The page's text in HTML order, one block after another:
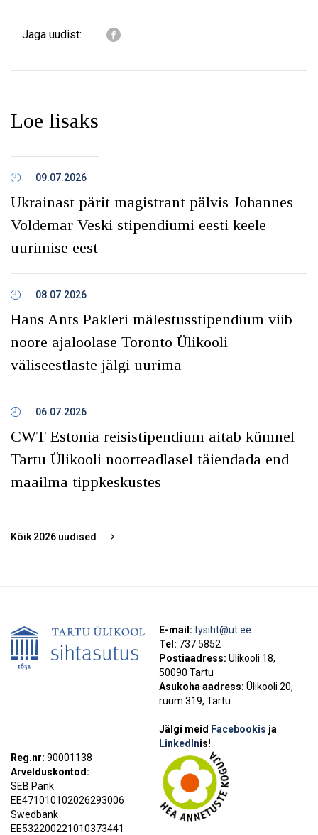
Jaga uudist:
Loe lisaks
09.07.2026
Ukrainast pärit magistrant pälvis Johannes
Voldemar Veski stipendiumi eesti keele
uurimise eest
08.07.2026
Hans Ants Pakleri mälestusstipendium viib
noore ajaloolase Toronto Ülikooli
väliseestlaste jälgi uurima
06.07.2026
CWT Estonia reisistipendium aitab kümnel
Tartu Ülikooli noorteadlasel täiendada end
maailma tippkeskustes
Kõik 2026 uudised
E-mail: tysiht@ut.ee
Tel: 737 5852
Postiaadress: Ülikooli 18,
50090 Tartu
Asukoha aadress: Ülikooli 20,
ruum 319, Tartu
Jälgi meid Facebookis ja
LinkedInis!
Reg.nr: 90001138
Arvelduskontod:
SEB Pank
EE471010102026293006
Swedbank
EE532200221010373441